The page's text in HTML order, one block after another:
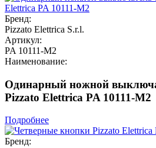
Бренд:
Pizzato Elettrica S.r.l.
Артикул:
PA 10111-M2
Наименование:
Одинарный ножной
Pizzato Elettrica PA 10111-M2
Подробнее
Бренд: